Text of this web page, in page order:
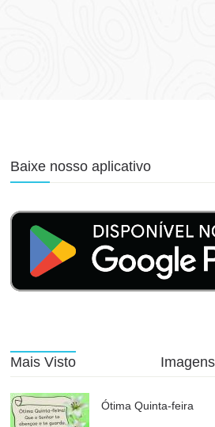
Baixe nosso aplicativo
Mais Visto
Ótima Quinta-feira